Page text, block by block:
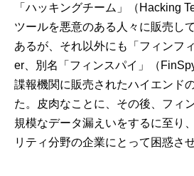
「ハッキングチーム」（Hacking
ツールを悪意のある人々に販売し
あるが、それ以外にも「フィンフ
er、別名「フィンスパイ」（
諜報機関に販売されたハイエンド
た。皮肉なことに、その後、フィ
規模なデータ漏えいをするに至り
リティ分野の企業にとって困惑さ